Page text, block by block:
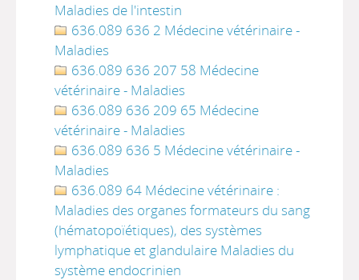
Maladies de l'intestin
636.089 636 2 Médecine vétérinaire -
Maladies
636.089 636 207 58 Médecine
vétérinaire - Maladies
636.089 636 209 65 Médecine
vétérinaire - Maladies
636.089 636 5 Médecine vétérinaire -
Maladies
636.089 64 Médecine vétérinaire :
Maladies des organes formateurs du sang
(hématopoïétiques), des systèmes
lymphatique et glandulaire Maladies du
système endocrinien